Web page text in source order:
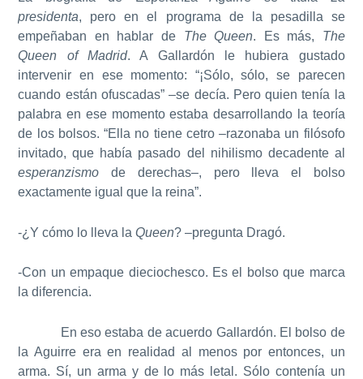
presidenta, pero en el programa de la pesadilla se
empeñaban en hablar de The Queen. Es más, The
Queen of Madrid. A Gallardón le hubiera gustado
intervenir en ese momento: “¡Sólo, sólo, se parecen
cuando están ofuscadas” –se decía. Pero quien tenía la
palabra en ese momento estaba desarrollando la teoría
de los bolsos. “Ella no tiene cetro –razonaba un filósofo
invitado, que había pasado del nihilismo decadente al
esperanzismo de derechas–, pero lleva el bolso
exactamente igual que la reina”.
-¿Y cómo lo lleva laQueen? –pregunta Dragó.
-Con un empaque dieciochesco. Es el bolso que marca
la diferencia.
En eso estaba de acuerdo Gallardón. El bolso de
la Aguirre era en realidad al menos por entonces, un
arma. Sí, un arma y de lo más letal. Sólo contenía un